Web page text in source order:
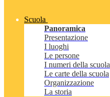
Scuola
Panoramica
Presentazione
I luoghi
Le persone
I numeri della scuola
Le carte della scuola
Organizzazione
La storia